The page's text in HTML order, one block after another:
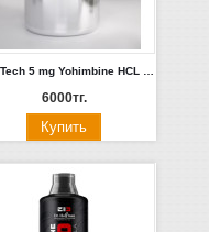
6000тг.